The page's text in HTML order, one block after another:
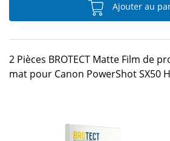
Ajouter au
2 Pièces BROTECT Matte Film de
mat pour Canon PowerShot SX50